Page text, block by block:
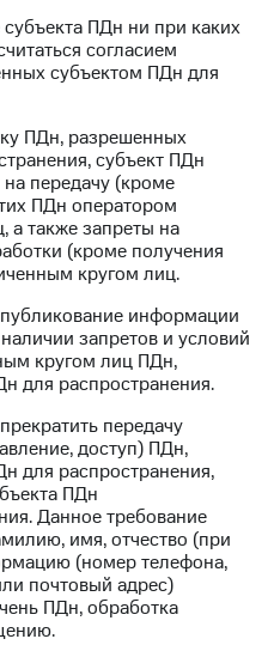
ПДн ни при каких
согласием
субъектом ПДн для
ПДн, разрешенных
субъект ПДн
на передачу (кроме
ПДн оператором
а также запреты на
(кроме получения
кругом лиц.
информации
запретов и условий
кругом лиц ПДн,
для распространения.
передачу
доступ) ПДн,
для распространения,
ПДн
Данное требование
имя, отчество (при
(номер телефона,
почтовый адрес)
ПДн, обработка